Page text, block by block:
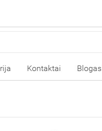
Kontaktai Blogas